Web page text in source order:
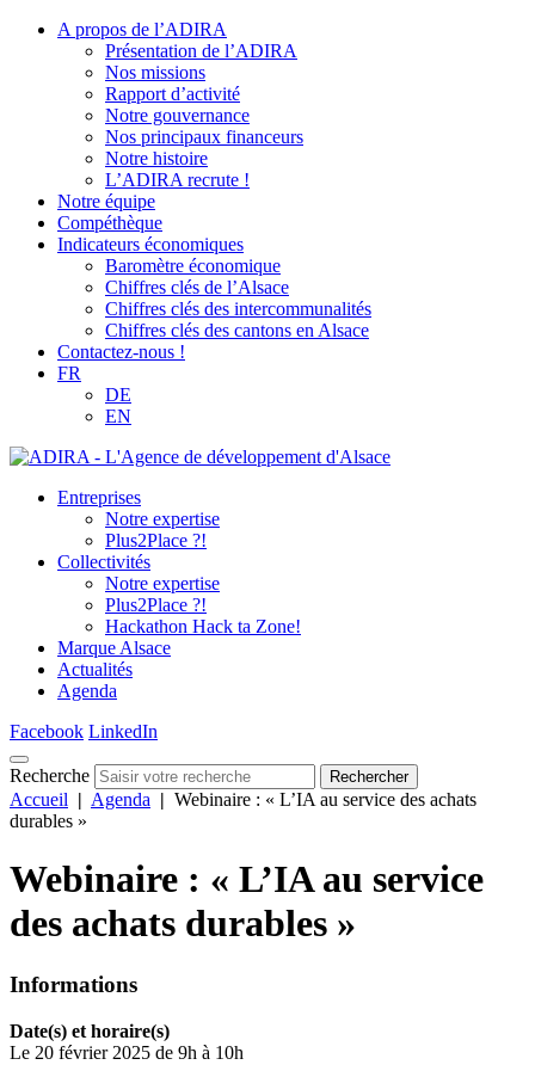
A propos de l’ADIRA
Présentation de l’ADIRA
Nos missions
Rapport d’activité
Notre gouvernance
Nos principaux financeurs
Notre histoire
L’ADIRA recrute !
Notre équipe
Compéthèque
Indicateurs économiques
Baromètre économique
Chiffres clés de l’Alsace
Chiffres clés des intercommunalités
Chiffres clés des cantons en Alsace
Contactez-nous !
FR
DE
EN
Entreprises
Notre expertise
Plus2Place ?!
Collectivités
Notre expertise
Plus2Place ?!
Hackathon Hack ta Zone!
Marque Alsace
Actualités
Agenda
Facebook LinkedIn
Recherche Rechercher
Accueil | Agenda | Webinaire : « L’IA au service des achats
durables »
Webinaire : « L’IA au service
des achats durables »
Informations
Date(s) et horaire(s)
Le 20 février 2025 de 9h à 10h